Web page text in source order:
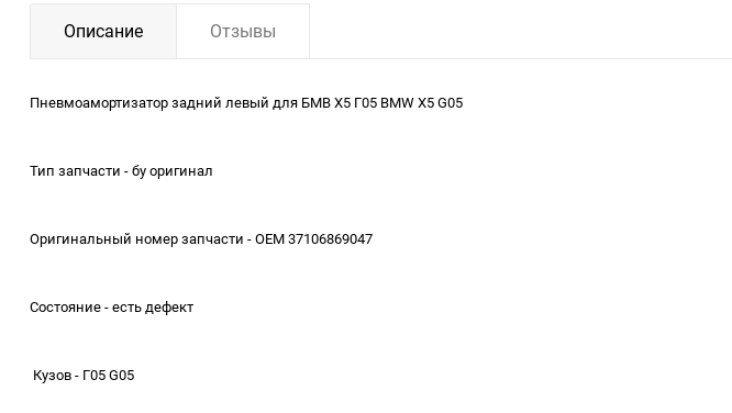
Описание Отзывы
Пневмоамортизатор задний левый для БМВ Х5 Г05 BMW X5 G05
Тип запчасти - бу оригинал
Оригинальный номер запчасти - OEM 37106869047
Состояние - есть дефект
Кузов - Г05 G05